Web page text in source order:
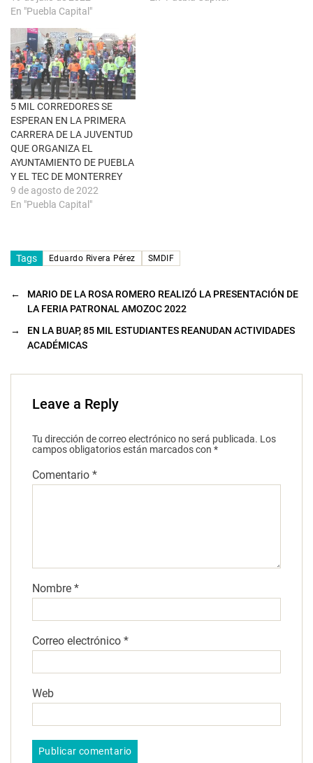
a
)
n
u
n
a
v
e
n
t
a
n
a
n
u
e
v
a
)
En "Puebla Capital"
5 MIL CORREDORES SE
ESPERAN EN LA PRIMERA
CARRERA DE LA JUVENTUD
QUE ORGANIZA EL
AYUNTAMIENTO DE PUEBLA
Y EL TEC DE MONTERREY
9 de agosto de 2022
En "Puebla Capital"
Tags Eduardo Rivera Pérez SMDIF
←
MARIO DE LA ROSA ROMERO REALIZÓ LA PRESENTACIÓN DE
LA FERIA PATRONAL AMOZOC 2022
→
EN LA BUAP, 85 MIL ESTUDIANTES REANUDAN ACTIVIDADES
ACADÉMICAS
Leave a Reply
Tu dirección de correo electrónico no será publicada. Los
campos obligatorios están marcados con *
Comentario *
Nombre *
Correo electrónico *
Web